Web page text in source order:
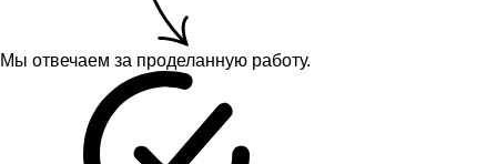
Мы отвечаем за проделанную работу.